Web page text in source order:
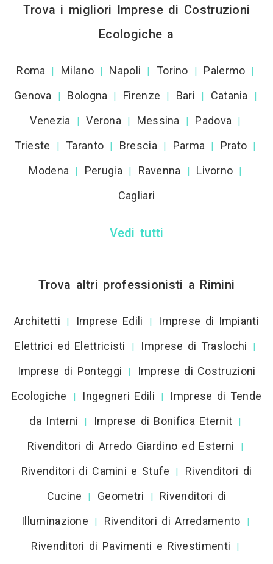
Trova i migliori Imprese di Costruzioni
Ecologiche a
Roma | Milano | Napoli | Torino | Palermo |
Genova | Bologna | Firenze | Bari | Catania |
Venezia | Verona | Messina | Padova |
Trieste | Taranto | Brescia | Parma | Prato |
Modena | Perugia | Ravenna | Livorno |
Cagliari
Vedi tutti
Trova altri professionisti a Rimini
Architetti | Imprese Edili |
Imprese di Impianti
Elettrici ed Elettricisti
| Imprese di Traslochi |
Imprese di Ponteggi |
Imprese di Costruzioni
Ecologiche
| Ingegneri Edili |
Imprese di Tende
da Interni
| Imprese di Bonifica Eternit |
Rivenditori di Arredo Giardino ed Esterni |
Rivenditori di Camini e Stufe |
Rivenditori di
Cucine
| Geometri |
Rivenditori di
Illuminazione
| Rivenditori di Arredamento |
Rivenditori di Pavimenti e Rivestimenti |